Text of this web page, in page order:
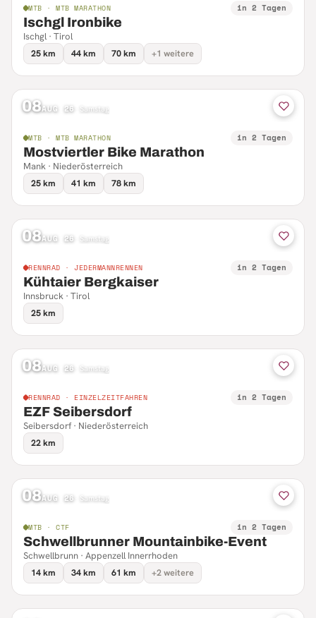
MTB · MTB MARATHON in 2 Tagen
Ischgl Ironbike
Ischgl · Tirol
25 km
44 km 70 km +1 weitere
08AUG 26 Samstag
MTB · MTB MARATHON in 2 Tagen
Mostviertler Bike Marathon
Mank · Niederösterreich
25 km
41 km 78 km
08AUG 26 Samstag
RENNRAD · JEDERMANNRENNEN in 2 Tagen
Kühtaier Bergkaiser
Innsbruck · Tirol
25 km
08AUG 26 Samstag
RENNRAD · EINZELZEITFAHREN in 2 Tagen
EZF Seibersdorf
Seibersdorf · Niederösterreich
22 km
08AUG 26 Samstag
MTB · CTF in 2 Tagen
Schwellbrunner Mountainbike-Event
Schwellbrunn · Appenzell Innerrhoden
14 km
34 km 61 km +2 weitere